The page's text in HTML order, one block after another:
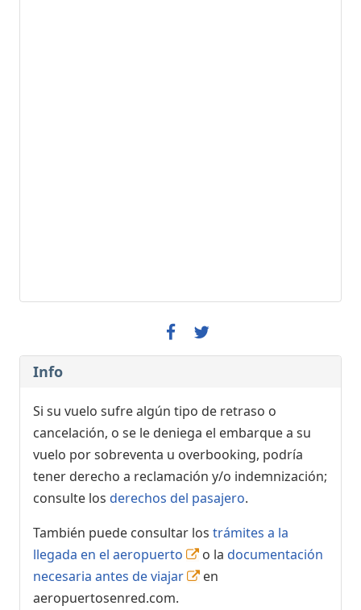
Info
Si su vuelo sufre algún tipo de retraso o
cancelación, o se le deniega el embarque a su
vuelo por sobreventa u overbooking, podría
tener derecho a reclamación y/o indemnización;
consulte los derechos del pasajero.
También puede consultar los trámites a la
llegada en el aeropuerto
o la documentación
necesaria antes de viajar
en
aeropuertosenred.com.